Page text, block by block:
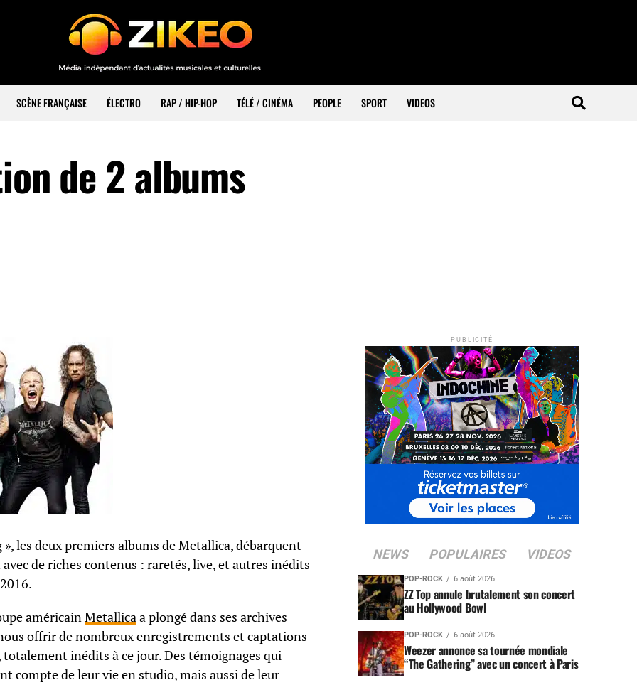
SCÈNE FRANÇAISE ÉLECTRO RAP / HIP-HOP TÉLÉ / CINÉMA PEOPLE SPORT VIDEOS
de 2 albums
les deux premiers albums de Metallica, débarquent
de riches contenus : raretés, live, et autres inédits
américainMetallicaa plongé dans ses archives
offrir de nombreux enregistrements et captations
totalement inédits à ce jour. Des témoignages qui
compte de leur vie en studio, mais aussi de leur
PUBLICITÉ
NEWS POPULAIRES VIDEOS
POP-ROCK 6 août 2026
ZZ Top annule brutalement son concert
au Hollywood Bowl
POP-ROCK 6 août 2026
Weezer annonce sa tournée mondiale
“The Gathering” avec un concert à Paris